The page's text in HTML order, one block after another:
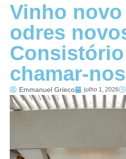
Vinho novo
odres
chamar-
Emmanuel Grieco julho 1, 2026